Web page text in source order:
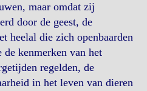
maar omdat zij
door de geest, de
heelal die zich openbaarden
kenmerken van het
regelden, de
in het leven van dieren